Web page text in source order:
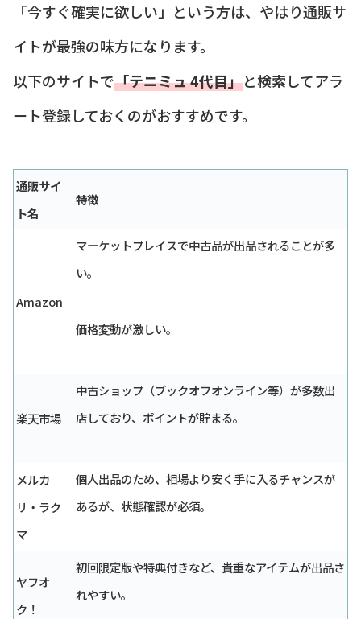
「今すぐ確実に欲しい」という方は、やはり通販サ
イトが最強の味方になります。
以下のサイトで「テニミュ 4代目」と検索してアラ
ート登録しておくのがおすすめです。
通販サイ
ト名
特徴
Amazon
マーケットプレイスで中古品が出品されることが多
い。
価格変動が激しい。
楽天市場
中古ショップ（ブックオフオンライン等）が多数出
店しており、ポイントが貯まる。
メルカ
リ・ラク
マ
個人出品のため、相場より安く手に入るチャンスが
あるが、状態確認が必須。
ヤフオ
ク！
初回限定版や特典付きなど、貴重なアイテムが出品さ
れやすい。